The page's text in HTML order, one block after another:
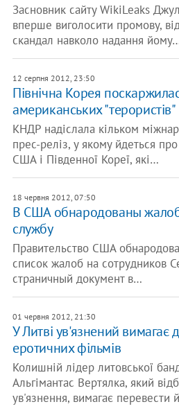
Засновник сайту WikiLeaks
вперше виголосити промову,
скандал навколо надання
12 серпня 2012, 23:50
Північна Корея
американських "терористів"
КНДР надіслала кільком
прес-реліз, у якому йдеться
США і Південної Кореї, які…
18 червня 2012, 07:50
В США обнародованы
службу
Правительство США
список жалоб на сотрудников
страничный документ в…
01 червня 2012, 21:30
У Литві ув'язнений вимагає
еротичних фільмів
Колишній лідер литовської
Альгімантас Вертялка, який
ув'язнення, вимагає перевести